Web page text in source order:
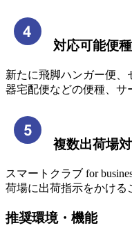
対応可能便
新たに飛脚ハンガー便
器宅配便などの便種、サ
複数出荷場
スマートクラブ for
荷場に出荷指示をかける
推奨環境・機能